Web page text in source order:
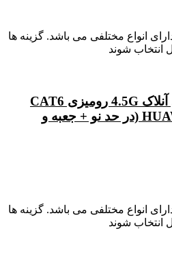
انواع مختلفی می باشد. گزینه ها
شوند
مودم استوک سیم کارتی آنلاک 4.5G رومیزی CAT6
هوآوی HUAWEI E5186-22A (در حد نو + جعبه و
انواع مختلفی می باشد. گزینه ها
شوند